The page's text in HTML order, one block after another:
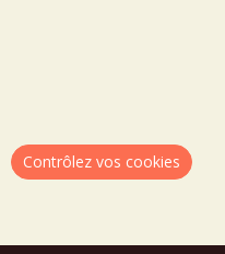
Contrôlez vos cookies